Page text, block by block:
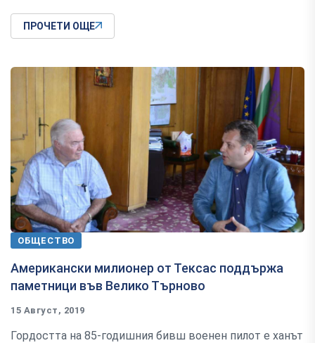
ПРОЧЕТИ ОЩЕ
ОБЩЕСТВО
Американски милионер от Тексас поддържа
паметници във Велико Търново
15 Август, 2019
Гордостта на 85-годишния бивш военен пилот е ханът